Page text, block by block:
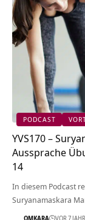
PODCAST
YVS170 –
Aussprache
14
In diesem Podcast
Suryanamaskara